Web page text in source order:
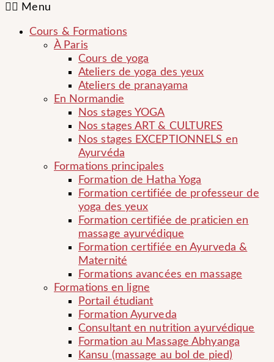
Menu
Cours & Formations
À Paris
Cours de yoga
Ateliers de yoga des yeux
Ateliers de pranayama
En Normandie
Nos stages YOGA
Nos stages ART & CULTURES
Nos stages EXCEPTIONNELS en
Ayurvéda
Formations principales
Formation de Hatha Yoga
Formation certifiée de professeur de
yoga des yeux
Formation certifiée de praticien en
massage ayurvédique
Formation certifiée en Ayurveda &
Maternité
Formations avancées en massage
Formations en ligne
Portail étudiant
Formation Ayurveda
Consultant en nutrition ayurvédique
Formation au Massage Abhyanga
Kansu (massage au bol de pied)